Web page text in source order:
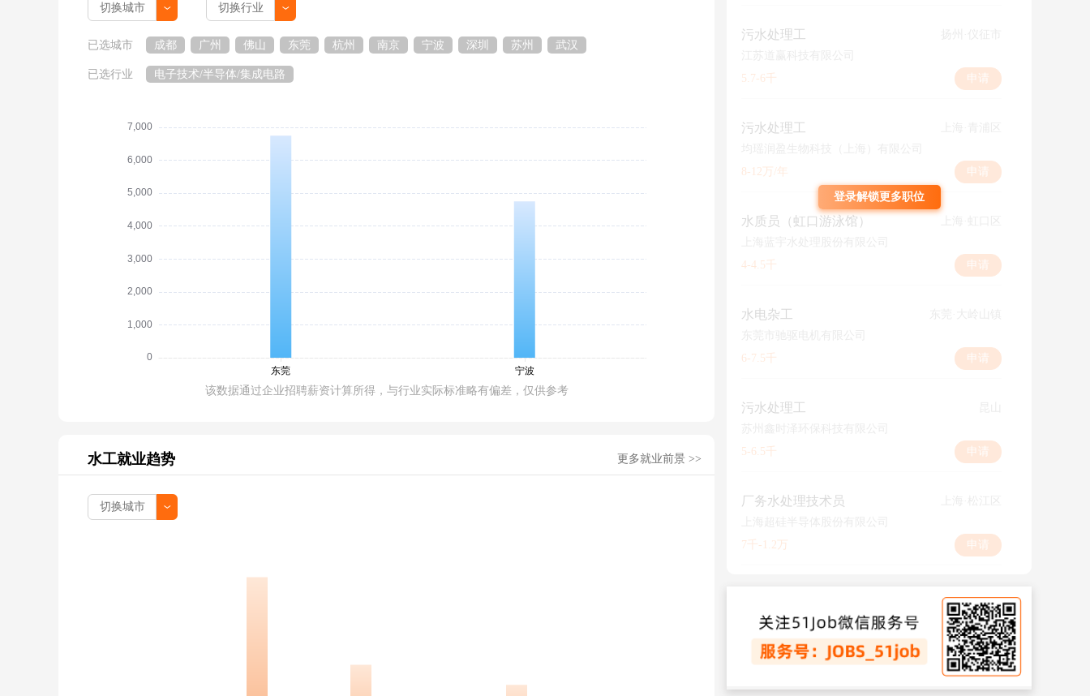
已选城市 成都 广州 佛山 东莞 杭州 南京 宁波 深圳 苏州 武汉
已选行业 电子技术/半导体/集成电路
该数据通过企业招聘薪资计算所得，与行业实际标准略有偏差，仅供参考
水工就业趋势 更多就业前景 >>
污水处理工
5.7-6千
申请
污水处理工
8-12万/年
申请
水质员（虹口游泳馆）
4-4.5千
申请
水电杂工
6-7.5千
申请
污水处理工
5-6.5千
申请
厂务水处理技术员
7千-1.2万
申请
登录解锁更多职位